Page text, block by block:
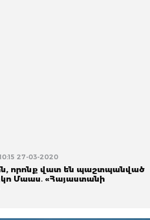
10:15 27-03-2020
որոնք վատ են պաշտպանված
Մաաս․ «Հայաստանի